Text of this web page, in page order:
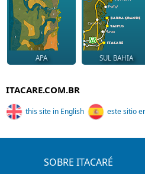
APA SUL BAHIA
ITACARE.COM.BR
this site in English este sitio
SOBRE ITACARÉ